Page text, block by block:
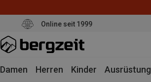
Online seit 1999
Damen Herren Kinder Ausrüstung